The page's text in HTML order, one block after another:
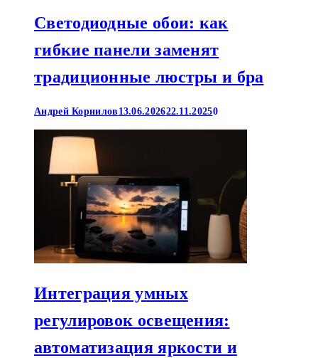
Светодиодные обои: как
гибкие панели заменят
традиционные люстры и бра
Андрей Корнилов 13.06.202622.11.20250
Интеграция умных
регулировок освещения:
автоматизация яркости и